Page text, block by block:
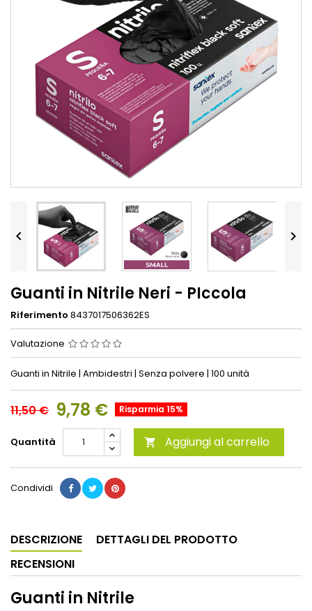
 
Guanti in Nitrile Neri - PIccola
Riferimento 8437017506362ES
Valutazione
Guanti in Nitrile | Ambidestri | Senza polvere | 100 unità
11,50 € 9,78 € Risparmia 15%
Quantità  Aggiungi al carrello
Condividi
DESCRIZIONE
DETTAGLI DEL PRODOTTO
RECENSIONI
Guanti in Nitrile